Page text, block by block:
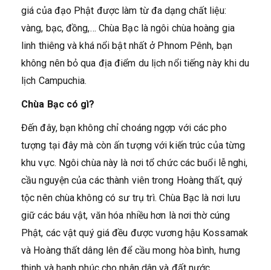
giá của đạo Phật được làm từ đa dạng chất liệu:
vàng, bạc, đồng,… Chùa Bạc là ngôi chùa hoàng gia
linh thiêng và khá nổi bật nhất ở Phnom Pênh, bạn
không nên bỏ qua địa điểm du lịch nổi tiếng này khi du
lịch Campuchia.
Chùa Bạc có gì?
Đến đây, bạn không chỉ choáng ngợp với các pho
tượng tại đây mà còn ấn tượng với kiến trúc của từng
khu vực. Ngôi chùa này là nơi tổ chức các buổi lễ nghi,
cầu nguyện của các thành viên trong Hoàng thất, quý
tộc nên chùa không có sư trụ trì. Chùa Bạc là nơi lưu
giữ các báu vật, văn hóa nhiều hơn là nơi thờ cúng
Phật, các vật quý giá đều được vương hậu Kossamak
và Hoàng thất dâng lên để cầu mong hòa bình, hưng